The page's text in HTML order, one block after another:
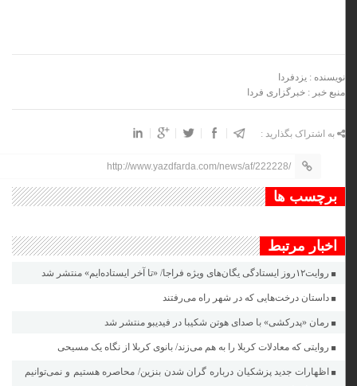
نویسنده : یزدفردا
منبع خبر : خبرگزاری فردا
به اشتراک بگذارید :
http://www.yazdfarda.com/news/af/222228/
برچسب ها
اخبار مرتبط
روایت۱۲روز ایستادگی یگان‌های ویژه فراجا/ «تا آخر ایستاده‌ایم» منتشر شد
داستان درخت‌هایی که در شهر راه می‌رفتند
رمان «پدرکشی» با صدای هوتن شکیبا در فیدیبو منتشر شد
روایتی که معادلات کربلا را به هم می‌زند/ بانوی کربلا از نگاه یک مسیحی
اظهارات جدید پزشکیان درباره گران شدن بنزین/ محاصره هستیم و نمی‌توانیم